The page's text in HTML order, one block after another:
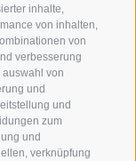
inhalte,
von inhalten,
von
verbesserung
von
und
und
zum
und
verknüpfung